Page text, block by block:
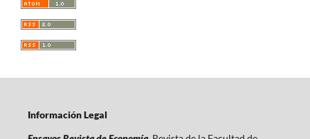
Información Legal